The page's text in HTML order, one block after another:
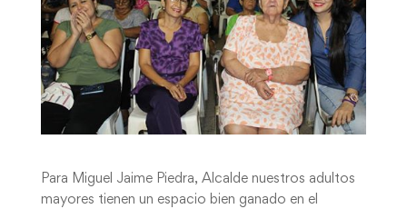
Para Miguel Jaime Piedra, Alcalde nuestros adultos
mayores tienen un espacio bien ganado en el